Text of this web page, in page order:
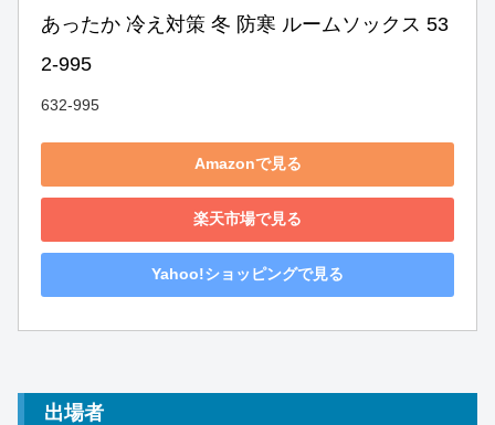
あったか 冷え対策 冬 防寒 ルームソックス 53
2-995
632-995
Amazonで見る
楽天市場で見る
Yahoo!ショッピングで見る
出場者